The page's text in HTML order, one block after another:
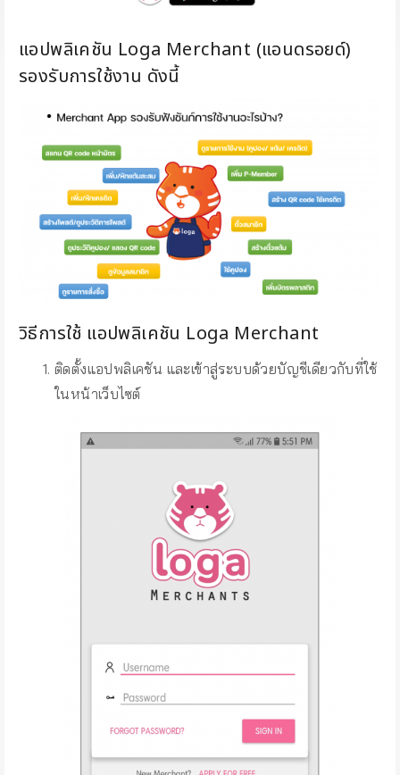
แอปพลิเคชัน Loga Merchant (แอนดรอยด์)
รองรับการใช้งาน ดังนี้
วิธีการใช้ แอปพลิเคชัน Loga Merchant
ติดตั้งแอปพลิเคชัน และเข้าสู่ระบบด้วยบัญชีเดียวกับที่ใช้
ในหน้าเว็บไซต์